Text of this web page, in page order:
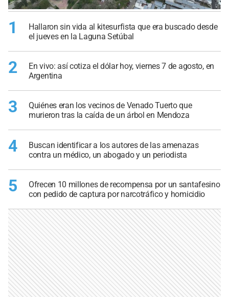
1
Hallaron sin vida al kitesurfista que era buscado desde
el jueves en la Laguna Setúbal
2
En vivo: así cotiza el dólar hoy, viernes 7 de agosto, en
Argentina
3
Quiénes eran los vecinos de Venado Tuerto que
murieron tras la caída de un árbol en Mendoza
4
Buscan identificar a los autores de las amenazas
contra un médico, un abogado y un periodista
5
Ofrecen 10 millones de recompensa por un santafesino
con pedido de captura por narcotráfico y homicidio